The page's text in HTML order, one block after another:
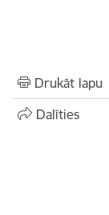
Drukāt lapu
Dalīties